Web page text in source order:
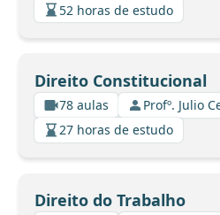
52 horas de estudo
Direito Constitucional
78 aulas
Profº. Julio
27 horas de estudo
Direito do Trabalho